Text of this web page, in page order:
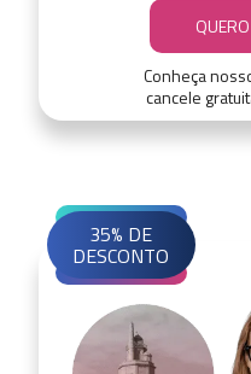
Conheça
cancele
35% DE
DESCONTO